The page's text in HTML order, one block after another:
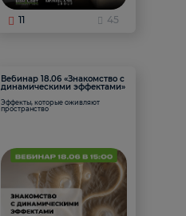
11 45
Вебинар 18.06 «Знакомство с
динамическими эффектами»
Эффекты, которые оживляют
пространство